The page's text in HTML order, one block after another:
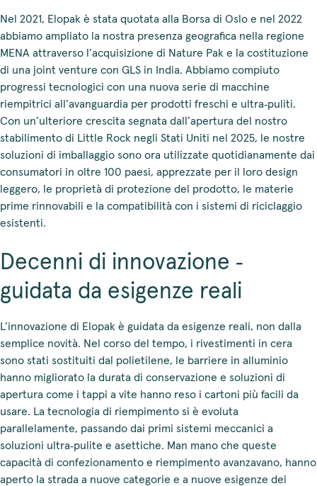
Nel 2021, Elopak è stata quotata alla Borsa di Oslo e nel 2022
abbiamo ampliato la nostra presenza geografica nella regione
MENA attraverso l’acquisizione di Nature Pak e la costituzione
di una joint venture con GLS in India. Abbiamo compiuto
progressi tecnologici con una nuova serie di macchine
riempitrici all’avanguardia per prodotti freschi e ultra‑puliti.
Con un’ulteriore crescita segnata dall’apertura del nostro
stabilimento di Little Rock negli Stati Uniti nel 2025, le nostre
soluzioni di imballaggio sono ora utilizzate quotidianamente dai
consumatori in oltre 100 paesi, apprezzate per il loro design
leggero, le proprietà di protezione del prodotto, le materie
prime rinnovabili e la compatibilità con i sistemi di riciclaggio
esistenti.
Decenni di innovazione ‑
guidata da esigenze reali
L’innovazione di Elopak è guidata da esigenze reali, non dalla
semplice novità. Nel corso del tempo, i rivestimenti in cera
sono stati sostituiti dal polietilene, le barriere in alluminio
hanno migliorato la durata di conservazione e soluzioni di
apertura come i tappi a vite hanno reso i cartoni più facili da
usare. La tecnologia di riempimento si è evoluta
parallelamente, passando dai primi sistemi meccanici a
soluzioni ultra‑pulite e asettiche. Man mano che queste
capacità di confezionamento e riempimento avanzavano, hanno
aperto la strada a nuove categorie e a nuove esigenze dei